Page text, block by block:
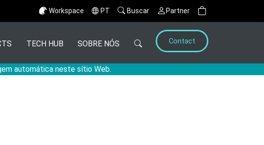
Workspace PT Buscar Partner
automática neste sítio Web.
TECH HUB SOBRE NÓS Contact